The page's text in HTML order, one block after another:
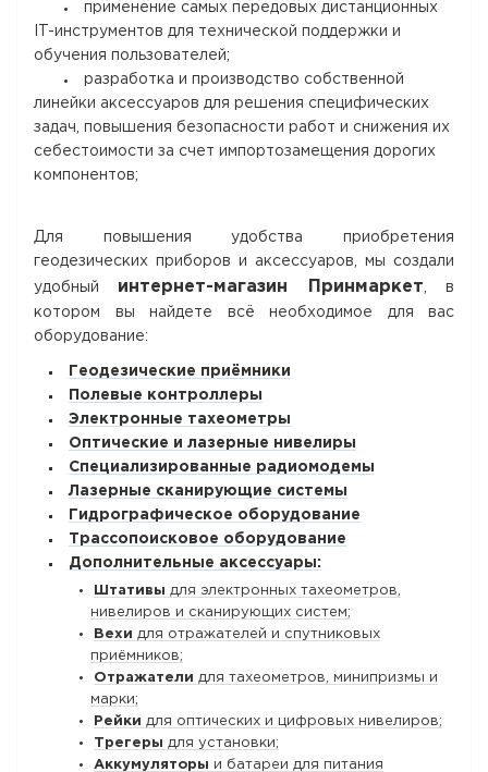
применение самых передовых дистанционных
IT-инструментов для технической поддержки и
обучения пользователей;
разработка и производство собственной
линейки аксессуаров для решения специфических
задач, повышения безопасности работ и снижения их
себестоимости за счет импортозамещения дорогих
компонентов;
Для повышения удобства приобретения
геодезических приборов и аксессуаров, мы создали
удобный интернет-магазин Принмаркет , в
котором вы найдете всё необходимое для вас
оборудование:
Геодезические приёмники
Полевые контроллеры
Электронные тахеометры
Оптические и лазерные нивелиры
Специализированные радиомодемы
Лазерные сканирующие системы
Гидрографическое оборудование
Трассопоисковое оборудование
Дополнительные аксессуары:
Штативы для электронных тахеометров,
нивелиров и сканирующих систем;
Вехи для отражателей и спутниковых
приёмников;
Отражатели для тахеометров, минипризмы и
марки;
Рейки для оптических и цифровых нивелиров;
Трегеры для установки;
Аккумуляторы и батареи для питания